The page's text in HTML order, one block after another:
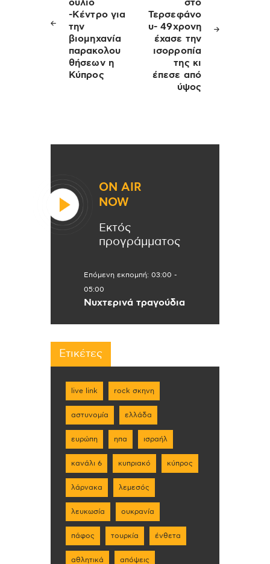
ούλιο
-Κέντρο για
την
βιομηχανία
παρακολου
θήσεων η
Κύπρος
στο
Τερσεφάνο
υ- 49χρονη
έχασε την
ισορροπία
της κι
έπεσε από
ύψος
ON AIR
NOW
Εκτός
προγράμματος
Επόμενη εκπομπή: 03:00 -
05:00
Νυχτερινά τραγούδια
Ετικέτες
live link rock σκηνη
αστυνομία ελλάδα
ευρώπη ηπα ισραήλ
κανάλι 6 κυπριακό κύπρος
λάρνακα λεμεσός
λευκωσία ουκρανία
πάφος τουρκία ένθετα
αθλητικά απόψεις